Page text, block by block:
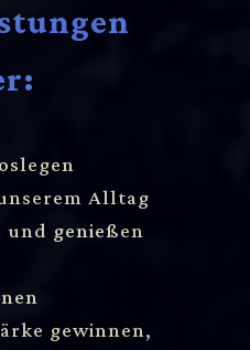
Alltag
und genießen
gewinnen,